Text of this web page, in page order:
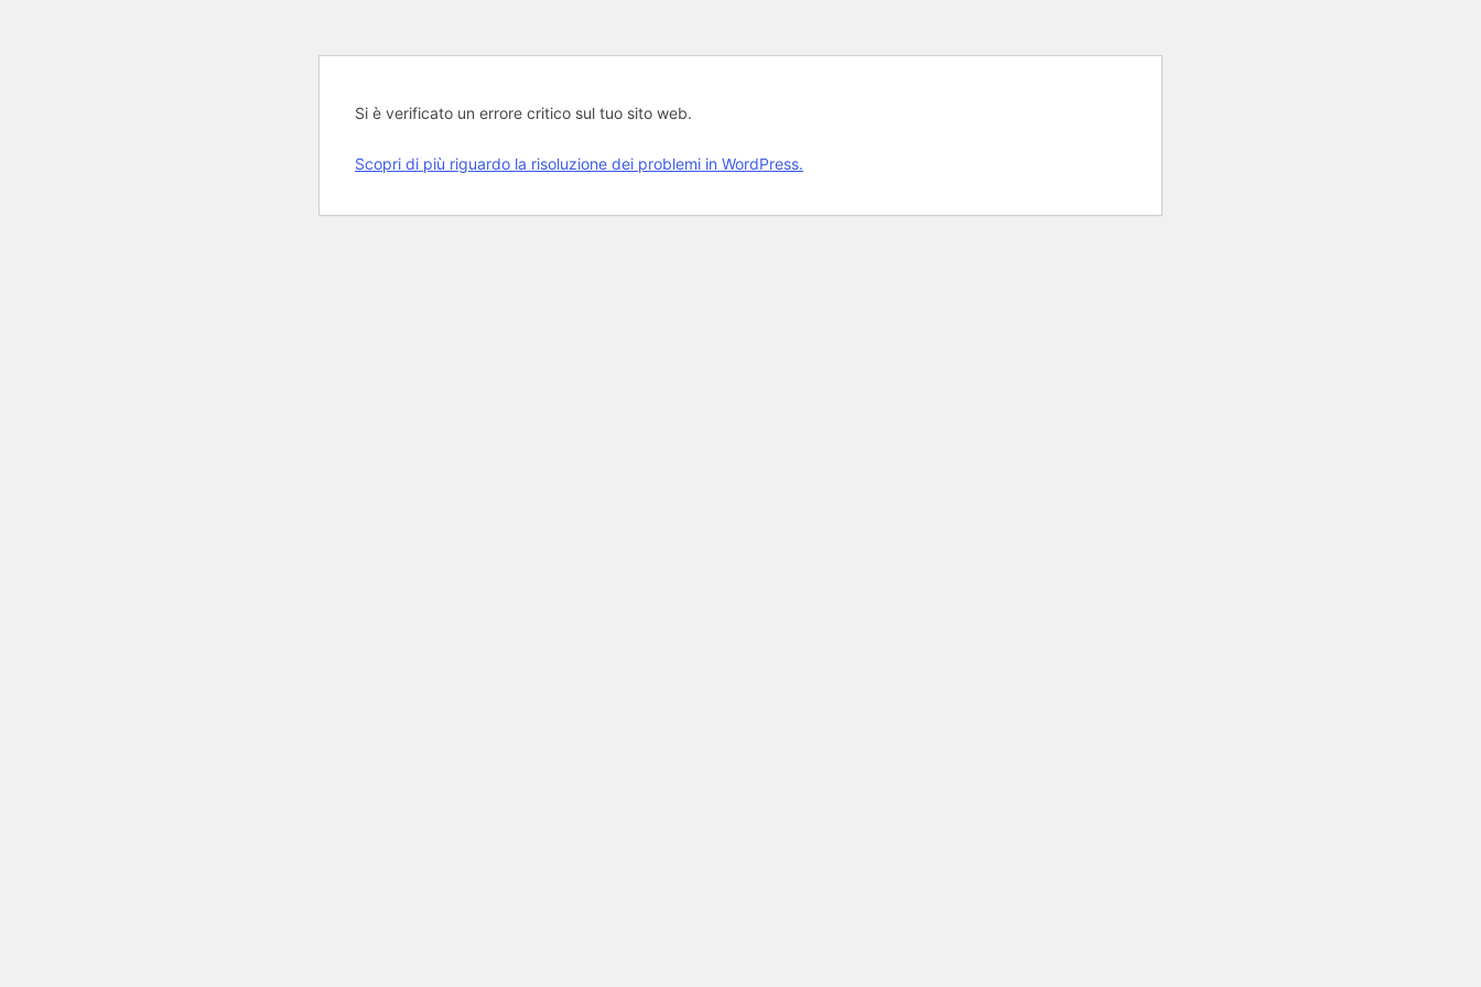
Si è verificato un errore critico sul tuo sito web.
Scopri di più riguardo la risoluzione dei problemi in WordPress.